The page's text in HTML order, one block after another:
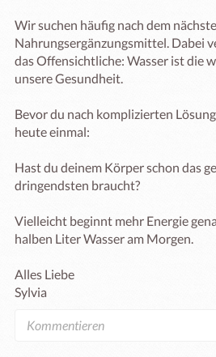
Wir suchen häufig nach dem
Nahrungsergänzungsmittel. Dabei
das Offensichtliche: Wasser ist die
unsere Gesundheit.
Bevor du nach komplizierten
heute einmal:
Hast du deinem Körper schon das
dringendsten braucht?
Vielleicht beginnt mehr Energie
halben Liter Wasser am Morgen.
Alles Liebe
Sylvia